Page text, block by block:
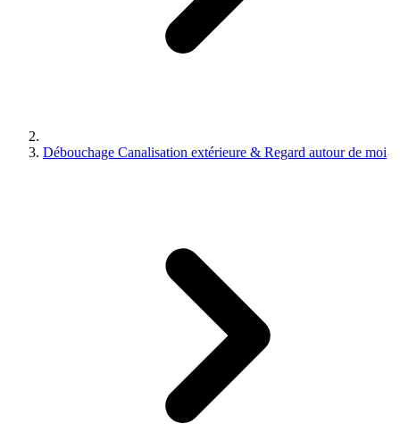
Débouchage Canalisation extérieure & Regard autour de moi